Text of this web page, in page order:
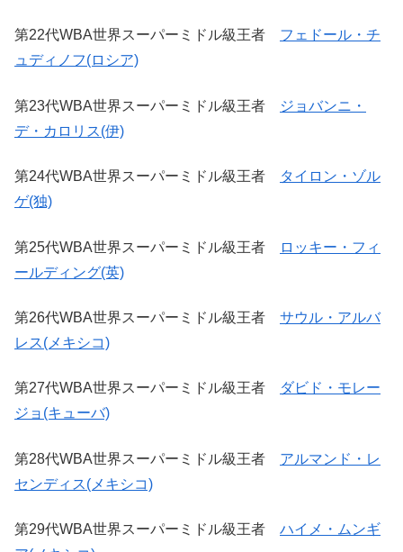
第22代WBA世界スーパーミドル級王者 フェドール・チ
ュディノフ(ロシア)
第23代WBA世界スーパーミドル級王者
ジョバンニ・
デ・カロリス(伊)
第24代WBA世界スーパーミドル級王者
タイロン・ゾル
ゲ(独)
第25代WBA世界スーパーミドル級王者
ロッキー・フィ
ールディング(英)
第26代WBA世界スーパーミドル級王者 サウル・アルバ
レス(メキシコ)
第27代WBA世界スーパーミドル級王者
ダビド・モレー
ジョ(キューバ)
第28代WBA世界スーパーミドル級王者 アルマンド・レ
センディス(メキシコ)
第29代WBA世界スーパーミドル級王者 ハイメ・ムンギ